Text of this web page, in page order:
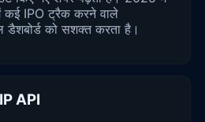
कई IPO ट्रैक करने वाले
को सशक्त करता है।
API